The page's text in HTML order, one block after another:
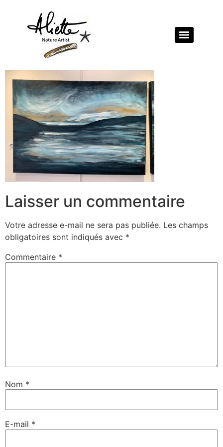
Laisser un commentaire
Votre adresse e-mail ne sera pas publiée. Les champs
obligatoires sont indiqués avec *
Commentaire *
Nom *
E-mail *